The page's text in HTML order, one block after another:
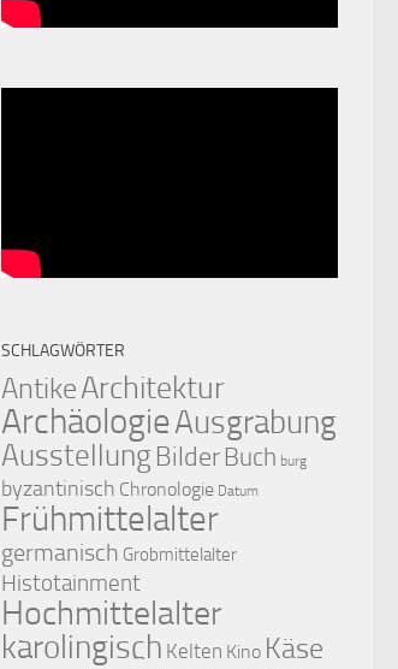
SCHLAGWÖRTER
AntikeArchitektur
ArchäologieAusgrabung
AusstellungBilder Buch burg
byzantinisch Chronologie Datum
Frühmittelalter
germanisch Grobmittelalter
Histotainment
Hochmittelalter
karolingisch Kelten Kino Käse